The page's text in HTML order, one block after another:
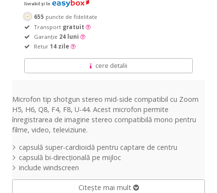
livrabil și în
655 puncte de fidelitate
Transport gratuit
Garanție 24 luni
Retur 14 zile
cere detalii
Microfon tip shotgun stereo mid-side compatibil cu Zoom
H5, H6, Q8, F4, F8, U-44. Acest microfon permite
înregistrarea de imagine stereo compatibilă mono pentru
filme, video, televiziune.
capsulă super-cardioidă pentru captare de centru
capsulă bi-direcțională pe mijloc
include windscreen
Citește mai mult